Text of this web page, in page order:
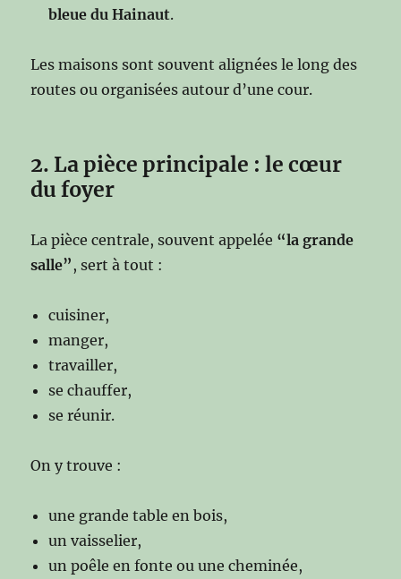
bleue du Hainaut.
Les maisons sont souvent alignées le long des
routes ou organisées autour d’une cour.
2. La pièce principale : le cœur
du foyer
La pièce centrale, souvent appelée “la grande
salle” , sert à tout :
cuisiner,
manger,
travailler,
se chauffer,
se réunir.
On y trouve :
une grande table en bois,
un vaisselier,
un poêle en fonte ou une cheminée,